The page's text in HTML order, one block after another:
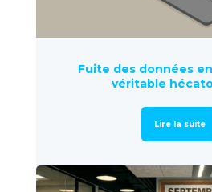
Fuite des données
véritable
Lire la suite